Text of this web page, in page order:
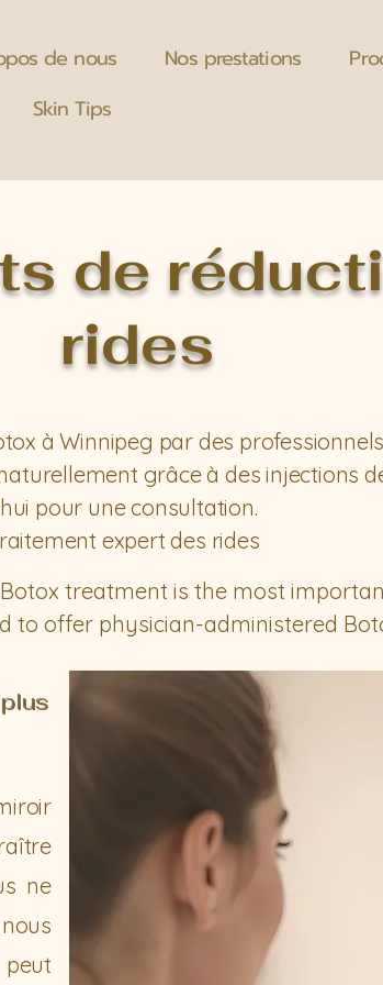
de nous Nos prestations
Skin Tips
de
rides
à Winnipeg par des
grâce à des injections
pour une consultation.
expert des rides
treatment is the most
to offer physician-administered
Medical Director, Dr. Annie
safe treatment plan designed for
treating lines; we restore facial
experts who prioritize your safety
ne